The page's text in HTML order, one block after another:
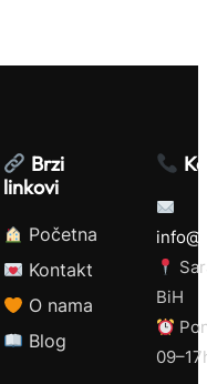
Brzi
linkovi
Početna
Kontakt
O nama
Blog
BiH